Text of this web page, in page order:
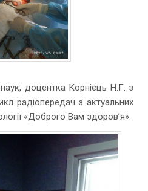
доцентка Корнієць Н.Г. з
радіопередач з актуальних
«Доброго Вам здоров’я».